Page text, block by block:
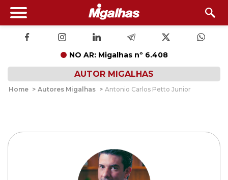
NO AR: Migalhas nº 6.408
AUTOR MIGALHAS
Home > Autores Migalhas > Antonio Carlos Petto Junior